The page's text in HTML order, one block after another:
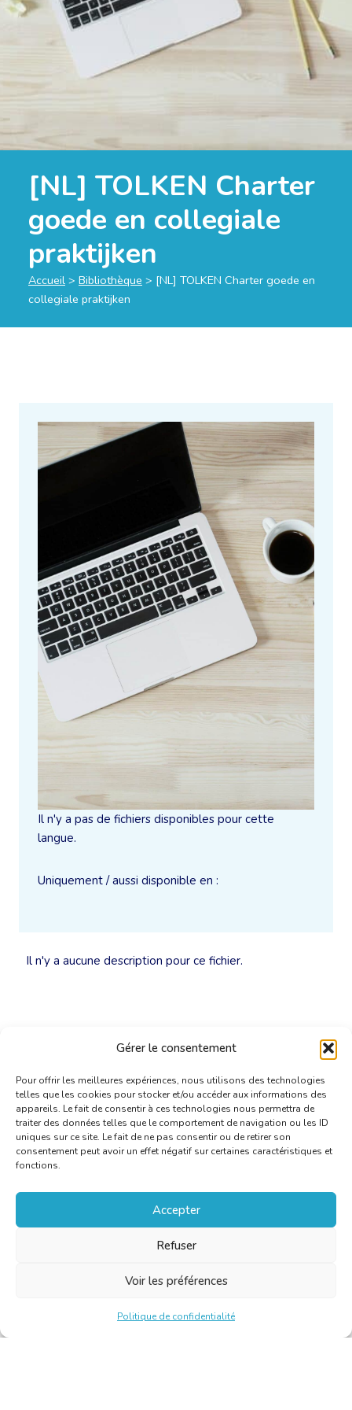
Gérer le consentement
Pour offrir les meilleures expériences, nous utilisons des technologies
telles que les cookies pour stocker et/ou accéder aux informations des
appareils. Le fait de consentir à ces technologies nous permettra de
traiter des données telles que le comportement de navigation ou les ID
uniques sur ce site. Le fait de ne pas consentir ou de retirer son
consentement peut avoir un effet négatif sur certaines caractéristiques et
fonctions.
Accepter
Refuser
Voir les préférences
Politique de confidentialité
[NL] TOLKEN Charter
goede en collegiale
praktijken
Accueil > Bibliothèque > [NL] TOLKEN Charter goede en
collegiale praktijken
Il n'y a aucune description pour ce fichier.
Il n'y a pas de fichiers disponibles pour cette
langue.
Uniquement / aussi disponible en :